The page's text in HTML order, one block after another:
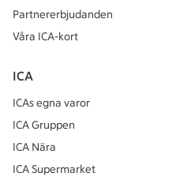
Partnererbjudanden
Våra ICA-kort
ICA
ICAs egna varor
ICA Gruppen
ICA Nära
ICA Supermarket